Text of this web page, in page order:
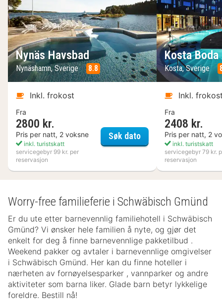
Nynäs Havsbad
Nynäshamn, Sverige 8.8
Inkl. frokost
Fra
2800 kr.
Pris per natt, 2 voksne
inkl. turistskatt
servicegebyr 99 kr. per
reservasjon
Søk datoNynäs Havsbad
Kosta
Kosta, Sverige
Inkl.
Fra
2408 kr.
Pris per natt, 2
inkl. turistskatt
servicegebyr 79 kr.
reservasjon
Worry-free familieferie i Schwäbisch Gmünd
Er du ute etter barnevennlig familiehotell i Schwäbisch
Gmünd? Vi ønsker hele familien å nyte, og gjør det
enkelt for deg å finne barnevennlige pakketilbud .
Weekend pakker og avtaler i barnevennlige omgivelser
i Schwäbisch Gmünd. Her kan du finne hoteller i
nærheten av fornøyelsesparker , vannparker og andre
aktiviteter som barna liker. Glade barn betyr lykkelige
foreldre. Bestill nå!